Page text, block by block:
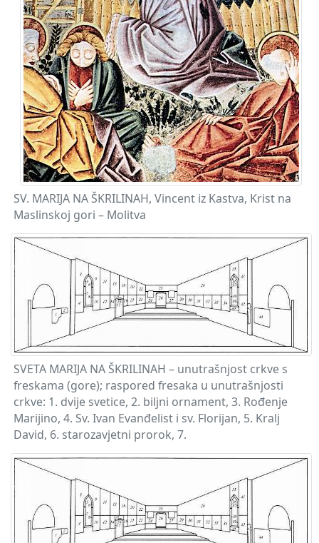
SV. MARIJA NA ŠKRILINAH, Vincent iz Kastva, Krist na
Maslinskoj gori – Molitva
SVETA MARIJA NA ŠKRILINAH – unutrašnjost crkve s
freskama (gore); raspored fresaka u unutrašnjosti
crkve: 1. dvije svetice, 2. biljni ornament, 3. Rođenje
Marijino, 4. Sv. Ivan Evanđelist i sv. Florijan, 5. Kralj
David, 6. starozavjetni prorok, 7.